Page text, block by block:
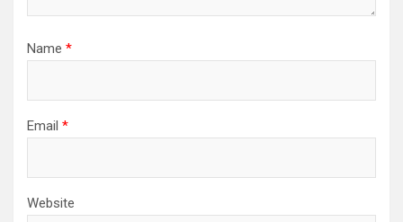
Name *
Email *
Website